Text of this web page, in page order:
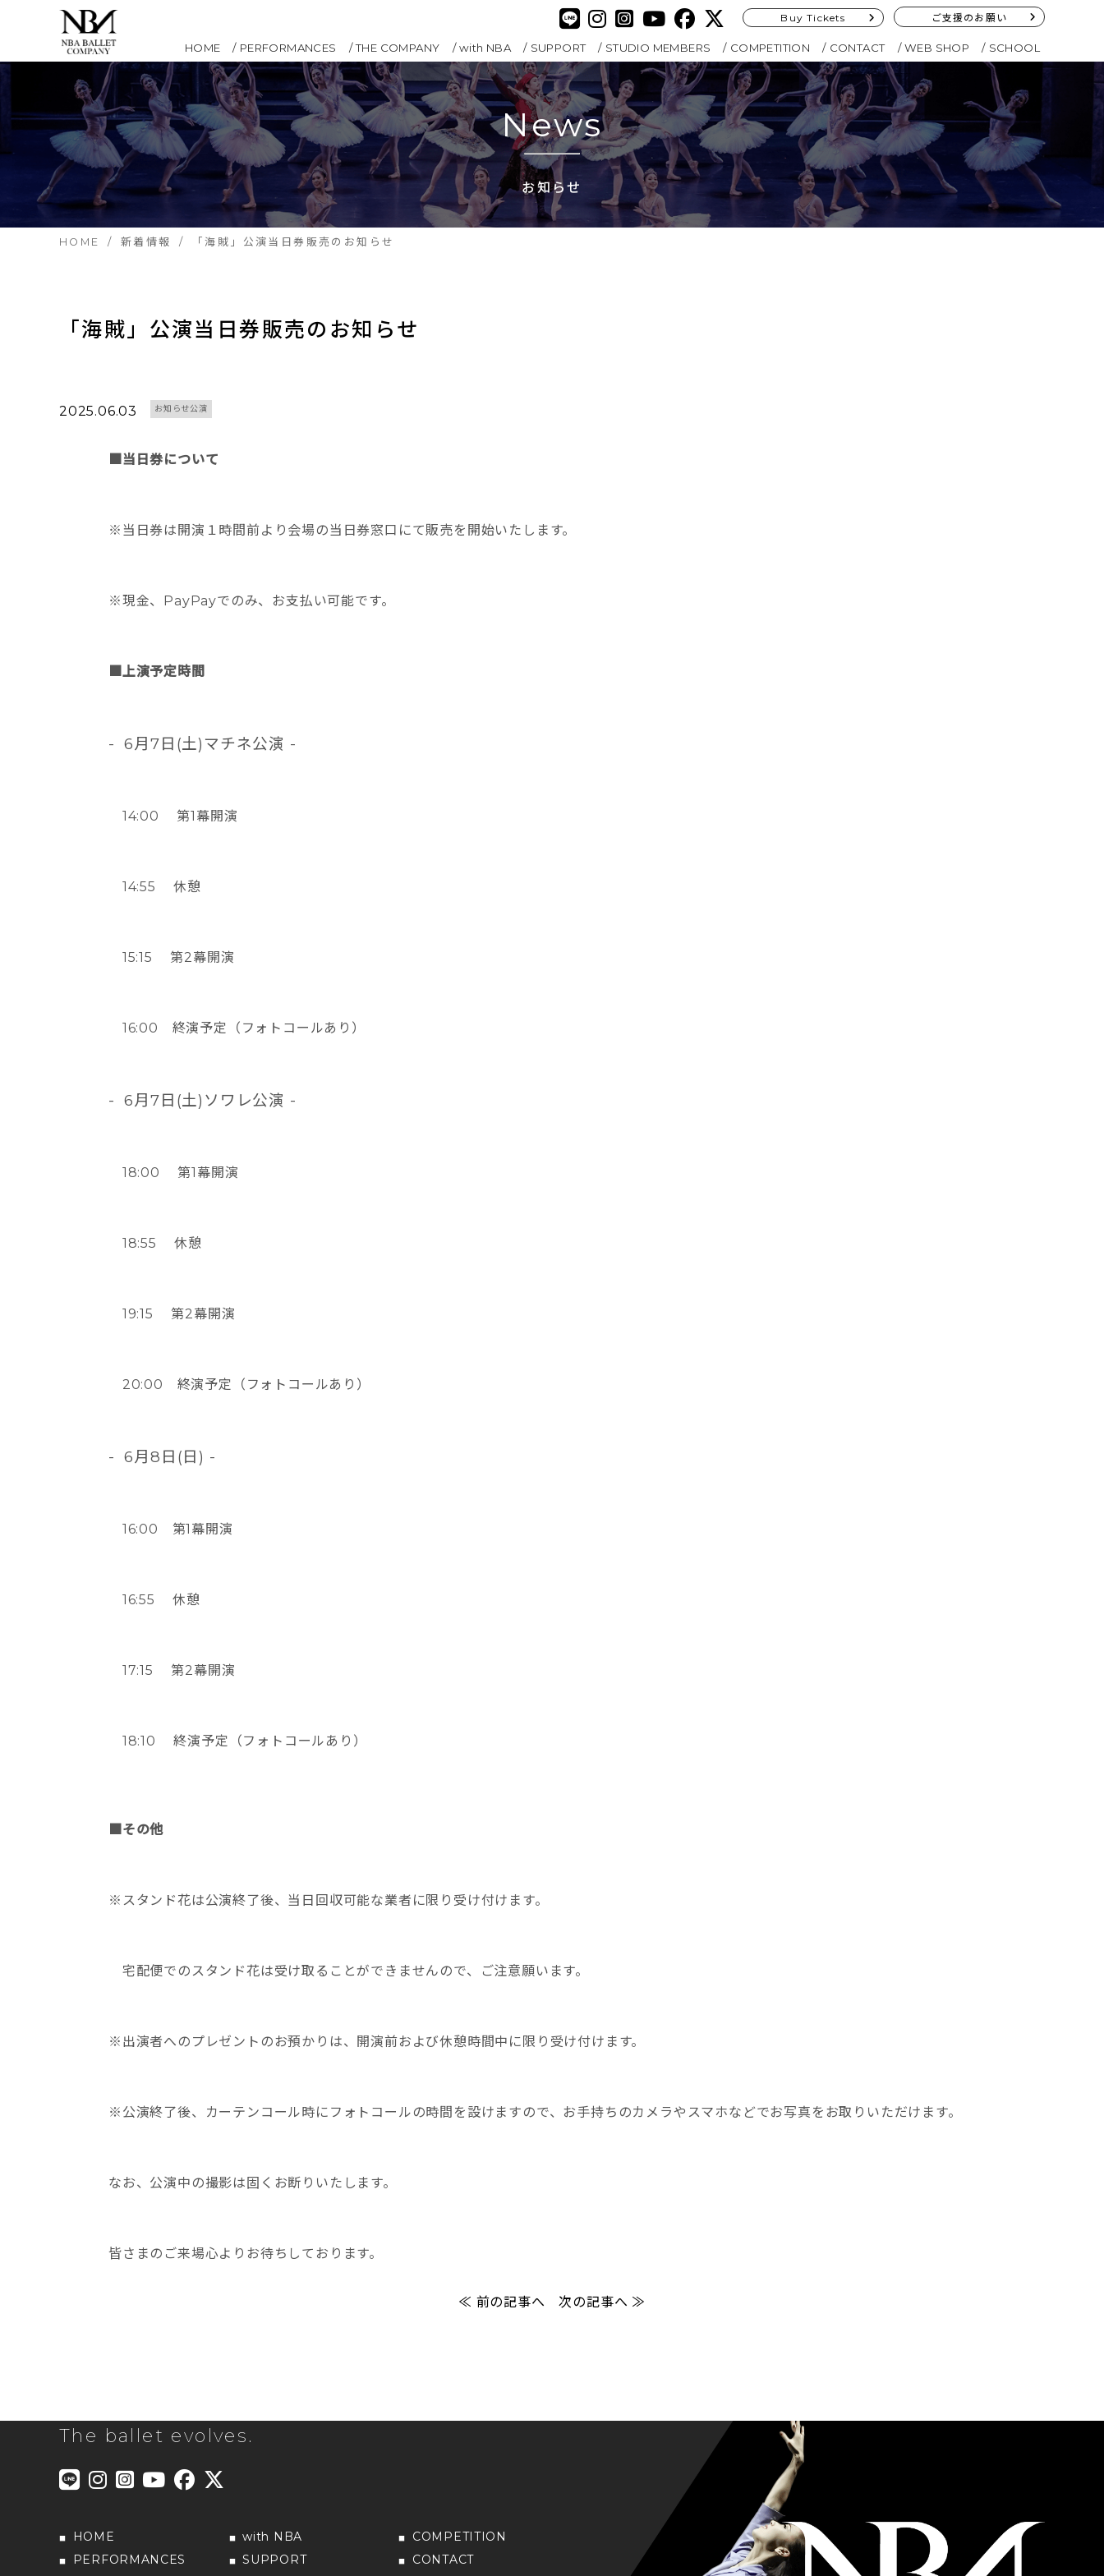
Buy Tickets ご支援のお願い
HOME PERFORMANCES THE COMPANY with NBA SUPPORT STUDIO MEMBERS COMPETITION CONTACT WEB SHOP SCHOOL
News
お知らせ
HOME 新着情報 「海賊」公演当日券販売のお知らせ
「海賊」公演当日券販売のお知らせ
2025.06.03 お知らせ公演
■当日券について
※当日券は開演１時間前より会場の当日券窓口にて販売を開始いたします。
※現金、PayPayでのみ、お支払い可能です。
■上演予定時間
- 6月7日(土)マチネ公演 -
14:00 第1幕開演
14:55 休憩
15:15 第2幕開演
16:00 終演予定（フォトコールあり）
- 6月7日(土)ソワレ公演 -
18:00 第1幕開演
18:55 休憩
19:15 第2幕開演
20:00 終演予定（フォトコールあり）
- 6月8日(日) -
16:00 第1幕開演
16:55 休憩
17:15 第2幕開演
18:10 終演予定（フォトコールあり）
■その他
※スタンド花は公演終了後、当日回収可能な業者に限り受け付けます。
宅配便でのスタンド花は受け取ることができませんので、ご注意願います。
※出演者へのプレゼントのお預かりは、開演前および休憩時間中に限り受け付けます。
※公演終了後、カーテンコール時にフォトコールの時間を設けますので、お手持ちのカメラやスマホなどでお写真をお取りいただけます。
なお、公演中の撮影は固くお断りいたします。
皆さまのご来場心よりお待ちしております。
≪ 前の記事へ 次の記事へ ≫
The ballet evolves.
HOME
PERFORMANCES
with NBA
SUPPORT
COMPETITION
CONTACT